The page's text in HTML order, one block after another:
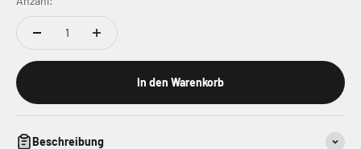
In den Warenkorb
Beschreibung